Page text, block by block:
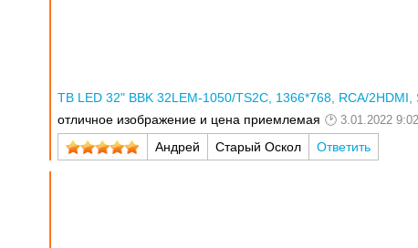
ТВ LED 32" BBK 32LEM-1050/TS2C, 1366*768, RCA/2HDMI,
отличное изображение и цена приемлемая
3.01.2022 9:02
Андрей Старый Оскол Ответить